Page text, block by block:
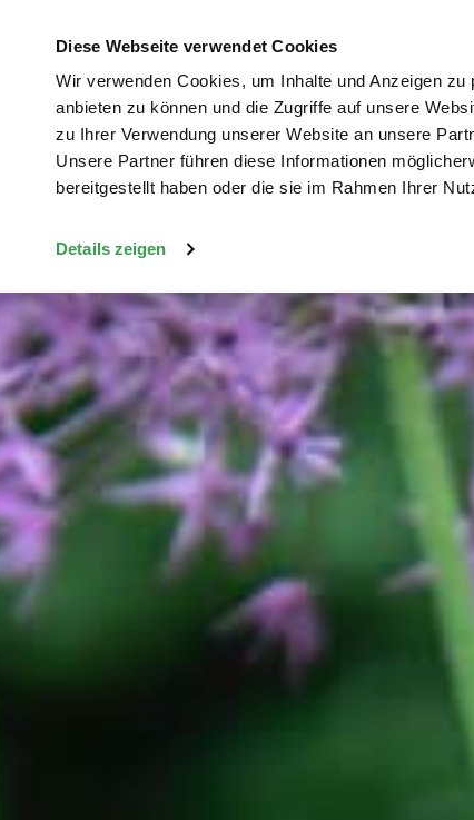
Diese Webseite verwendet Cookies
Wir verwenden Cookies, um Inhalte und Anzeigen
anbieten zu können und die Zugriffe auf unsere
zu Ihrer Verwendung unserer Website an unsere
Unsere Partner führen diese Informationen
bereitgestellt haben oder die sie im Rahmen Ihrer
Details zeigen
Gartenbau